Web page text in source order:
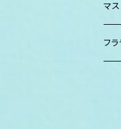
マ
フ